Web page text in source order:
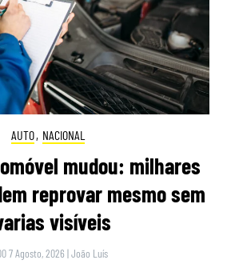
AUTO, NACIONAL
mudou: milhares
reprovar mesmo sem
visíveis
7 Agosto, 2026 |João Luís